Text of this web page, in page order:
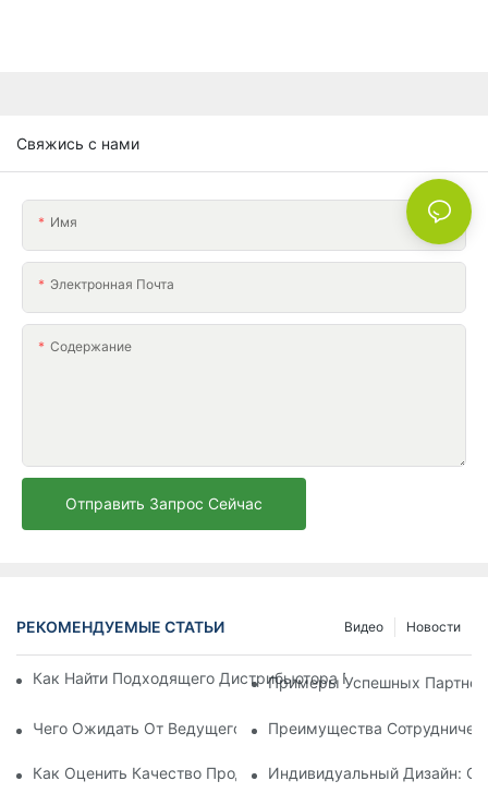
Свяжись с нами
Имя
Электронная Почта
Содержание
Отправить Запрос Сейчас
РЕКОМЕНДУЕМЫЕ СТАТЬИ Новости
Видео
Как Найти Подходящего Дистрибьютора Пляжных Зонтов
Примеры Успешных
Чего Ожидать От Ведущего Производителя Шезлонгов
Преимущества
Как Оценить Качество Продукции Фабрики По
Индивидуальный Дизайн: